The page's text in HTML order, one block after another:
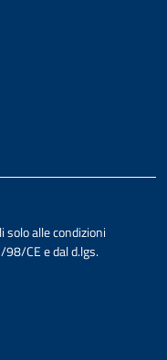
solo alle condizioni
CE e dal d.lgs.